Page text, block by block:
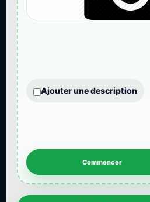
Ajouter une description